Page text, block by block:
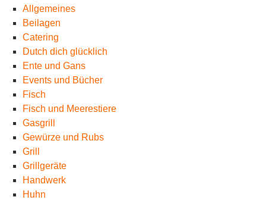
Allgemeines
Beilagen
Catering
Dutch dich glücklich
Ente und Gans
Events und Bücher
Fisch
Fisch und Meerestiere
Gasgrill
Gewürze und Rubs
Grill
Grillgeräte
Handwerk
Huhn